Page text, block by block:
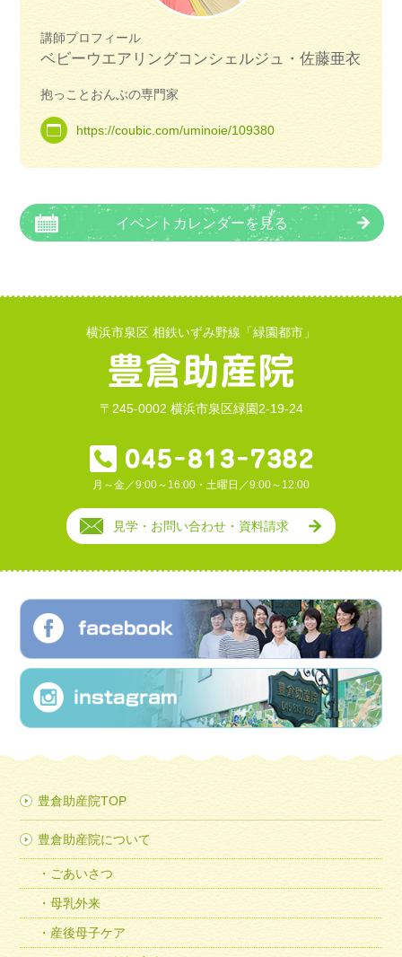
講師プロフィール
ベビーウエアリングコンシェルジュ・佐藤亜衣
抱っことおんぶの専門家
https://coubic.com/uminoie/109380
イベントカレンダーを見る
横浜市泉区 相鉄いずみ野線「緑園都市」
〒245-0002 横浜市泉区緑園2-19-24
月～金／9:00～16:00・土曜日／9:00～12:00
見学・お問い合わせ・資料請求
豊倉助産院TOP
豊倉助産院について
ごあいさつ
母乳外来
産後母子ケア